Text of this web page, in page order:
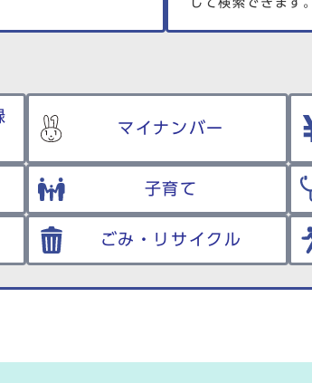
して検索できます。
マイナンバー
子育て
ごみ・リサイクル